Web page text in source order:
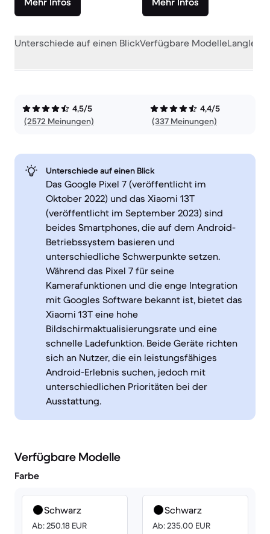
Unterschiede auf einen BlickVerfügbare Modelle
4,5/5
(2572 Meinungen)
4,4/5
(337 Meinungen)
Unterschiede auf einen Blick
Das Google Pixel 7 (veröffentlicht im
Oktober 2022) und das Xiaomi 13T
(veröffentlicht im September 2023) sind
beides Smartphones, die auf dem Android-
Betriebssystem basieren und
unterschiedliche Schwerpunkte setzen.
Während das Pixel 7 für seine
Kamerafunktionen und die enge Integration
mit Googles Software bekannt ist, bietet das
Xiaomi 13T eine hohe
Bildschirmaktualisierungsrate und eine
schnelle Ladefunktion. Beide Geräte richten
sich an Nutzer, die ein leistungsfähiges
Android-Erlebnis suchen, jedoch mit
unterschiedlichen Prioritäten bei der
Ausstattung.
Verfügbare Modelle
Farbe
Schwarz
Ab: 250.18 EUR
Schwarz
Ab: 235.00 EUR